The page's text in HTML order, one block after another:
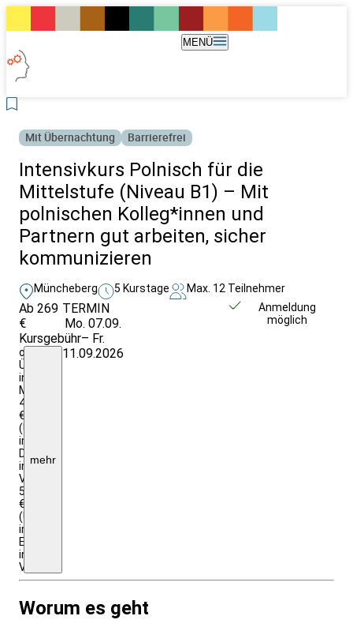
MENÜ
Mit Übernachtung Barrierefrei
Intensivkurs Polnisch für die
Mittelstufe (Niveau B1) – Mit
polnischen Kolleg*innen und
Partnern gut arbeiten, sicher
kommunizieren
Müncheberg 5 Kurstage Max. 12 Teilnehmer
Ab 269
€
Kursgebühr
ohne
ÜN,
inkl.
Mittagessen,
499
€
(ÜN
im
DZ,
inkl.
Vollpension),
539
€
(ÜN
im
EZ,
inkl.
Vollpension)
mehr
TERMIN
Mo. 07.09.
– Fr.
11.09.2026
Anmeldung
möglich
Worum es geht